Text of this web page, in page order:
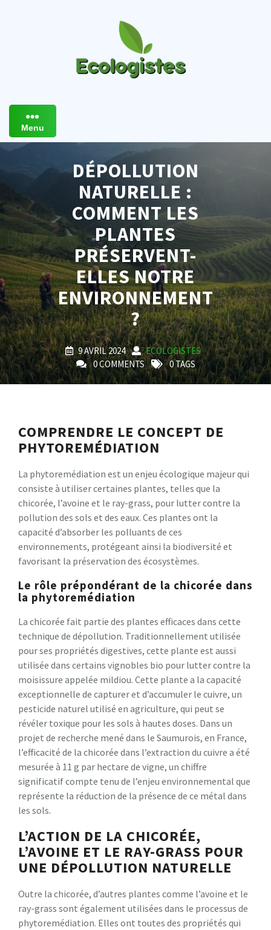
Menu
DÉPOLLUTION
NATURELLE :
COMMENT LES
PLANTES
PRÉSERVENT-
ELLES NOTRE
ENVIRONNEMENT
?
9 AVRIL 2024
ECOLOGISTES
0 COMMENTS
0 TAGS
COMPRENDRE LE CONCEPT DE
PHYTOREMÉDIATION
La phytoremédiation est un enjeu écologique majeur qui
consiste à utiliser certaines plantes, telles que la
chicorée, l’avoine et le ray-grass, pour lutter contre la
pollution des sols et des eaux. Ces plantes ont la
capacité d’absorber les polluants de ces
environnements, protégeant ainsi la biodiversité et
favorisant la préservation des écosystèmes.
Le rôle prépondérant de la chicorée dans
la phytoremédiation
La chicorée fait partie des plantes efficaces dans cette
technique de dépollution. Traditionnellement utilisée
pour ses propriétés digestives, cette plante est aussi
utilisée dans certains vignobles bio pour lutter contre la
moisissure appelée mildiou. Cette plante a la capacité
exceptionnelle de capturer et d’accumuler le cuivre, un
pesticide naturel utilisé en agriculture, qui peut se
révéler toxique pour les sols à hautes doses. Dans un
projet de recherche mené dans le Saumurois, en France,
l’efficacité de la chicorée dans l’extraction du cuivre a été
mesurée à 11 g par hectare de vigne, un chiffre
significatif compte tenu de l’enjeu environnemental que
représente la réduction de la présence de ce métal dans
les sols.
L’ACTION DE LA CHICORÉE,
L’AVOINE ET LE RAY-GRASS POUR
UNE DÉPOLLUTION NATURELLE
Outre la chicorée, d’autres plantes comme l’avoine et le
ray-grass sont également utilisées dans le processus de
phytoremédiation. Elles ont toutes des propriétés qui